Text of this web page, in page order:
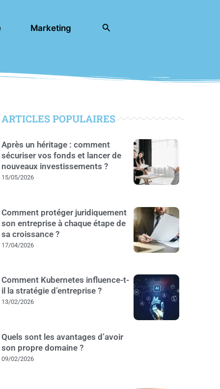
Marketing Rechercher
ARTICLES POPULAIRES
Après un héritage : comment
sécuriser vos fonds et lancer de
nouveaux investissements ?
15/05/2026
Comment protéger juridiquement
son entreprise à chaque étape de
sa croissance ?
17/04/2026
Comment Kubernetes influence-t-
il la stratégie d’entreprise ?
13/02/2026
Quels sont les avantages d’avoir
son propre domaine ?
09/02/2026